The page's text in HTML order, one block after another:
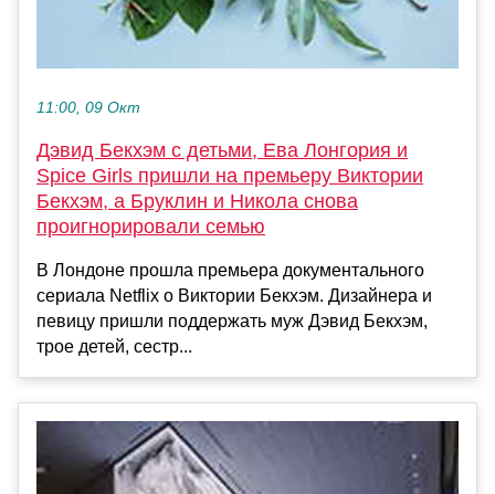
11:00, 09 Окт
Дэвид Бекхэм с детьми, Ева Лонгория и
Spice Girls пришли на премьеру Виктории
Бекхэм, а Бруклин и Никола снова
проигнорировали семью
В Лондоне прошла премьера документального
сериала Netflix о Виктории Бекхэм. Дизайнера и
певицу пришли поддержать муж Дэвид Бекхэм,
трое детей, сестр...